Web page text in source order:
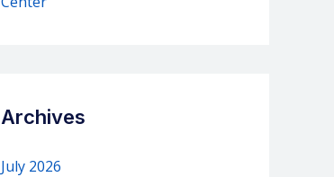
Archives
July 2026